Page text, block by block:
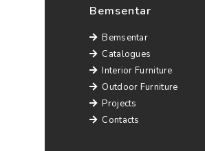
Bemsentar
Bemsentar
Catalogues
Interior Furniture
Outdoor Furniture
Projects
Contacts